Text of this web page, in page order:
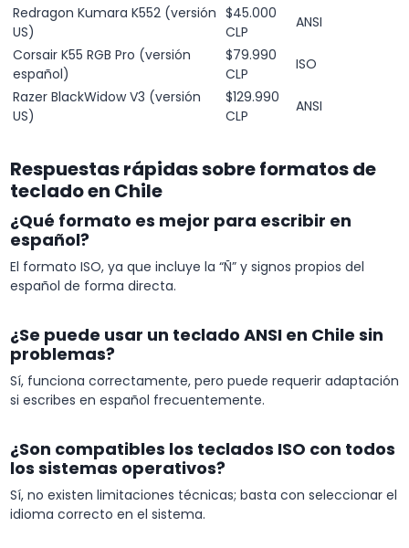
Redragon Kumara K552 (versión
US)
$45.000
CLP
ANSI
Corsair K55 RGB Pro (versión
español)
$79.990
CLP
ISO
Razer BlackWidow V3 (versión
US)
$129.990
CLP
ANSI
Respuestas rápidas sobre formatos de
teclado en Chile
¿Qué formato es mejor para escribir en
español?
El formato ISO, ya que incluye la “Ñ” y signos propios del
español de forma directa.
¿Se puede usar un teclado ANSI en Chile sin
problemas?
Sí, funciona correctamente, pero puede requerir adaptación
si escribes en español frecuentemente.
¿Son compatibles los teclados ISO con todos
los sistemas operativos?
Sí, no existen limitaciones técnicas; basta con seleccionar el
idioma correcto en el sistema.